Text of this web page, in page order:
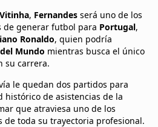
Vitinha, Fernandes será uno de los
de generar futbol para Portugal,
Ronaldo, quien podría
Mundo mientras busca el único
su carrera.
le quedan dos partidos para
de asistencias de la
que atraviesa uno de los
de toda su trayectoria profesional.